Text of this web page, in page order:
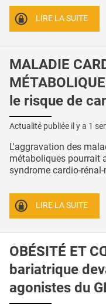
LIRE LA SUITE
MALADIE
le risque de
Actualité publiée il y a 1
L'aggravation des
métaboliques pourrait
syndrome cardio-
LIRE LA SUITE
OBÉSITÉ ET
bariatrique
agonistes du